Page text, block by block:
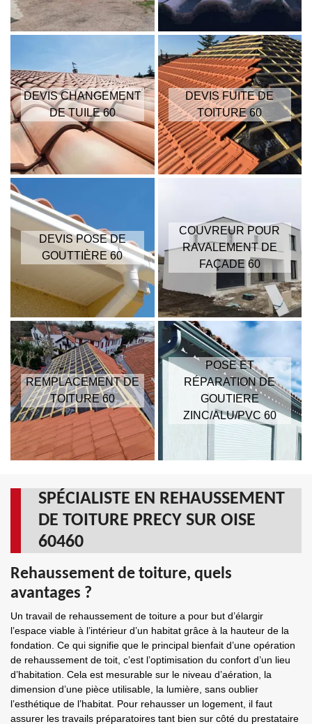
DEVIS CHANGEMENT
DE TUILE 60
DEVIS FUITE DE
TOITURE 60
DEVIS POSE DE
GOUTTIÈRE 60
COUVREUR POUR
RAVALEMENT DE
FAÇADE 60
REMPLACEMENT DE
TOITURE 60
POSE ET
RÉPARATION DE
GOUTIERE
ZINC/ALU/PVC 60
SPÉCIALISTE EN REHAUSSEMENT
DE TOITURE PRECY SUR OISE
60460
Rehaussement de toiture, quels
avantages ?
Un travail de rehaussement de toiture a pour but d’élargir
l’espace viable à l’intérieur d’un habitat grâce à la hauteur de la
fondation. Ce qui signifie que le principal bienfait d’une opération
de rehaussement de toit, c’est l’optimisation du confort d’un lieu
d’habitation. Cela est mesurable sur le niveau d’aération, la
dimension d’une pièce utilisable, la lumière, sans oublier
l’esthétique de l’habitat. Pour rehausser un logement, il faut
assurer les travails préparatoires tant bien sur côté du prestataire